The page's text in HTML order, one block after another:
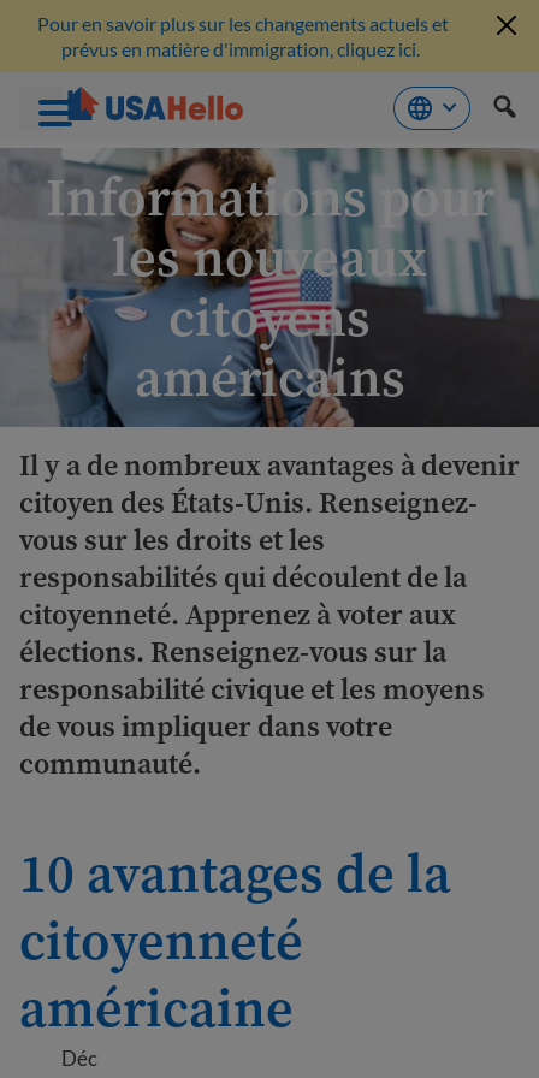
Aller
Pour en savoir plus sur les changements actuels et
prévus en matière d'immigration, cliquez ici.
Informations pour
les nouveaux
citoyens
américains
Il y a de nombreux avantages à devenir
citoyen des États-Unis. Renseignez-
vous sur les droits et les
responsabilités qui découlent de la
citoyenneté. Apprenez à voter aux
élections. Renseignez-vous sur la
responsabilité civique et les moyens
de vous impliquer dans votre
communauté.
10 avantages de la
citoyenneté
américaine
Déc